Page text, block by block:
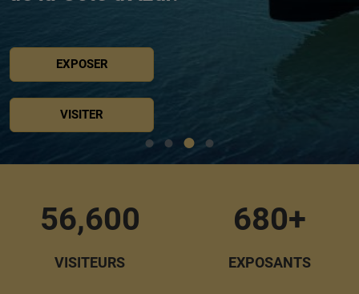
EXPOSER
VISITER
56,600
VISITEURS
680+
EXPOSANTS